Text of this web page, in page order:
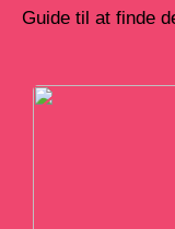
Guide til at finde